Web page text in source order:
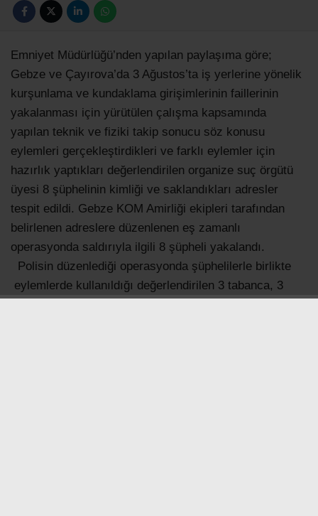
Emniyet Müdürlüğü’nden yapılan paylaşıma göre;
Gebze ve Çayırova’da 3 Ağustos’ta iş yerlerine yönelik
kurşunlama ve kundaklama girişimlerinin faillerinin
yakalanması için yürütülen çalışma kapsamında
yapılan teknik ve fiziki takip sonucu söz konusu
eylemleri gerçekleştirdikleri ve farklı eylemler için
hazırlık yaptıkları değerlendirilen organize suç örgütü
üyesi 8 şüphelinin kimliği ve saklandıkları adresler
tespit edildi. Gebze KOM Amirliği ekipleri tarafından
belirlenen adreslere düzenlenen eş zamanlı
operasyonda saldırıyla ilgili 8 şüpheli yakalandı.
Polisin düzenlediği operasyonda şüphelilerle birlikte
eylemlerde kullanıldığı değerlendirilen 3 tabanca, 3